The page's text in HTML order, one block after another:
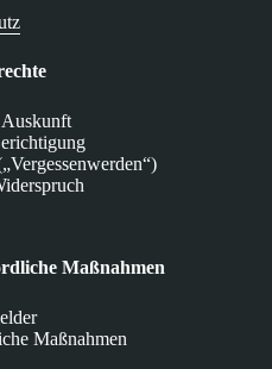
Maßnahmen
Maßnahmen